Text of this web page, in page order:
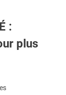
:
plus